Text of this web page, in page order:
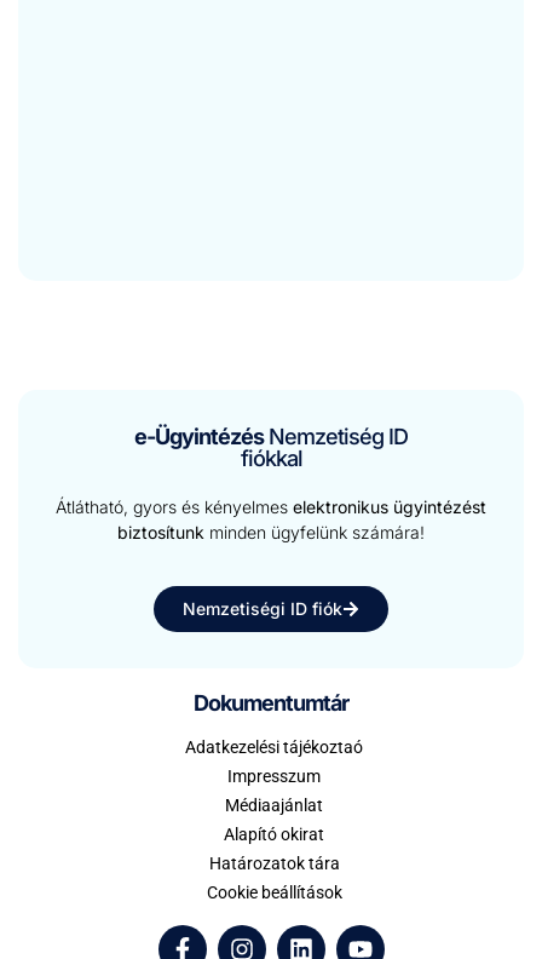
e-ÜgyintézésNemzetiség ID
fiókkal
Átlátható, gyors és kényelmes elektronikus ügyintézést
biztosítunk minden ügyfelünk számára!
Nemzetiségi ID fiók
Dokumentumtár
Adatkezelési tájékoztaó
Impresszum
Médiaajánlat
Alapító okirat
Határozatok tára
Cookie beállítások